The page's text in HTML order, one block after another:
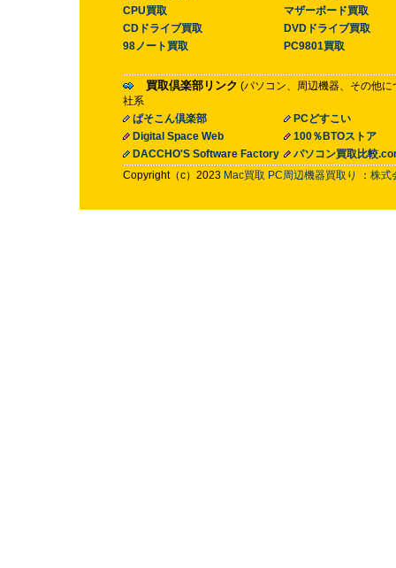
CPU買取
マザーボード買取
CDドライブ買取
DVDドライブ買取
98ノート買取
PC9801買取
買取倶楽部リンク (パソコン、周辺機器、その他
社系
ぱそこん倶楽部
PCどすこい
Digital Space Web
100％BTOストア
DACCHO'S Software Factory
パソコン買取比較
Copyright（c）2023 Mac買取 PC周辺機器買取り ： 株式